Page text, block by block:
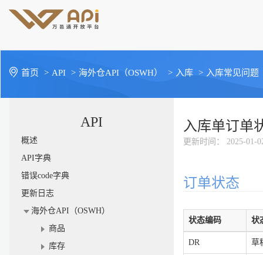
首页 > API > 海外仓API（OSWH） > 入库 > 入库常见问题
API
概述
API字典
错误code字典
更新日志
海外仓API（OSWH）
商品
库存
入库单订单
更新时间 ： 2025-01-
订单状态
状态编码 状
DR 草